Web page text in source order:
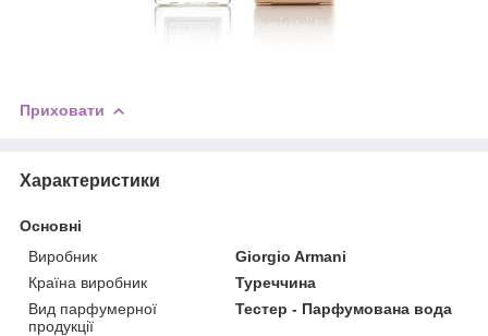
Приховати
Характеристики
Основні
Виробник
Giorgio Armani
Країна виробник
Туреччина
Вид парфумерної
продукції
Тестер - Парфумована вода